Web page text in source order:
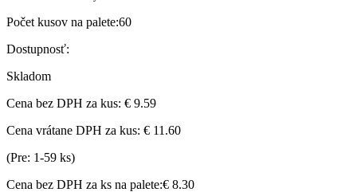
Počet kusov na palete:60
Dostupnosť:
Skladom
Cena bez DPH za kus: € 9.59
Cena vrátane DPH za kus: € 11.60
(Pre: 1-59 ks)
Cena bez DPH za ks na palete:€ 8.30